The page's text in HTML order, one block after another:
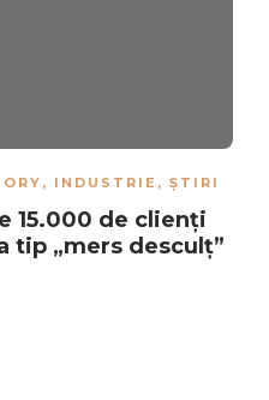
, INDUSTRIE , ȘTIRI
15.000 de clienți
tip „mers desculț”